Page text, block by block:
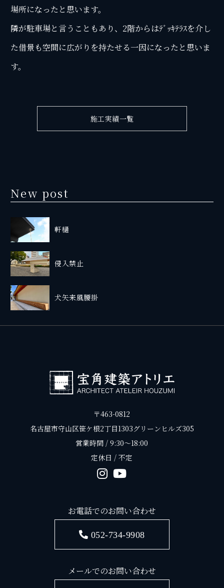
場所になったと思います。
隣が駐車場と言うこともあり、2階からはﾃﾞｯｷﾃﾗｽを介し
た借景も空間に広がりを持たせる一因になったと思いま
す。
施工実績一覧
New post
軒樋
侵入禁止
犬矢来風腰掛
〒463-0812
名古屋市守山区笹ケ根2丁目1303グリーンヒルズ305
営業時間 / 9:30〜18:00
定休日 / 不定
お電話でのお問い合わせ
052-734-9908
メールでのお問い合わせ